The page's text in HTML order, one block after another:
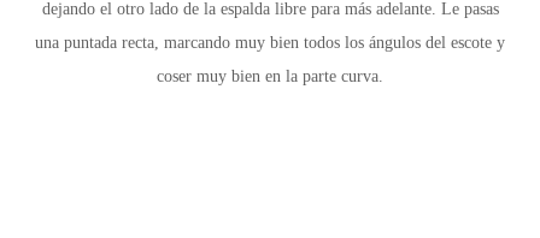
dejando el otro lado de la espalda libre para más adelante. Le pasas
una puntada recta, marcando muy bien todos los ángulos del escote y
coser muy bien en la parte curva.